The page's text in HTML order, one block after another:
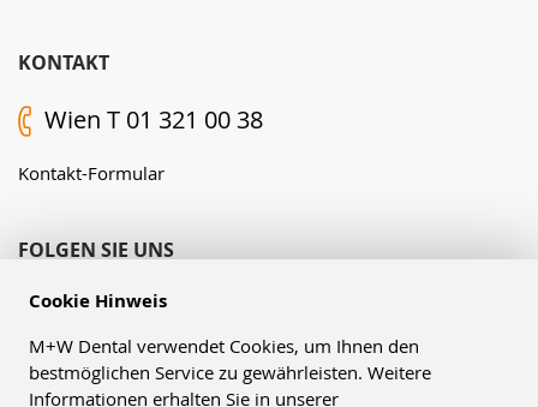
Cookie Hinweis
M+W Dental verwendet Cookies, um Ihnen den
bestmöglichen Service zu gewährleisten. Weitere
Informationen erhalten Sie in unserer
KONTAKT
Wien T 01 321 00 38
Kontakt-Formular
FOLGEN SIE UNS